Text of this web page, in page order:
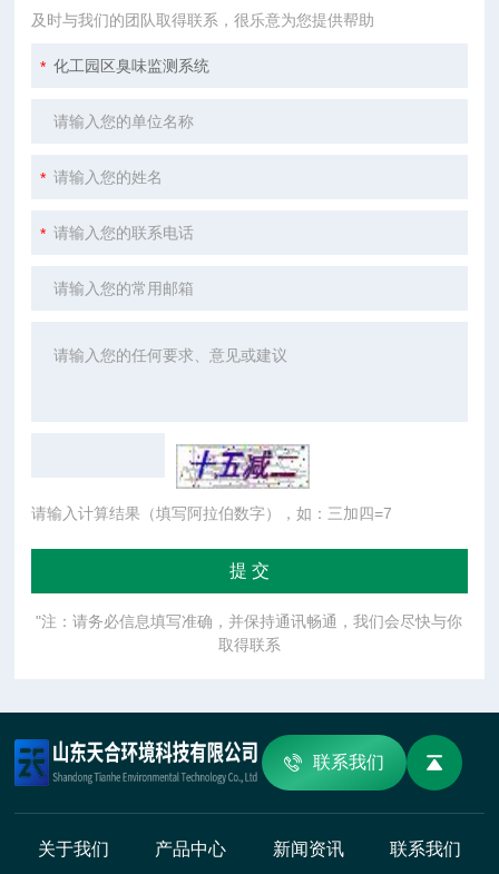
及时与我们的团队取得联系，很乐意为您提供帮助
请输入计算结果（填写阿拉伯数字），如：三加四=7
"注：请务必信息填写准确，并保持通讯畅通，我们会尽快与你
取得联系
联系我们
关于我们 产品中心 新闻资讯 联系我们